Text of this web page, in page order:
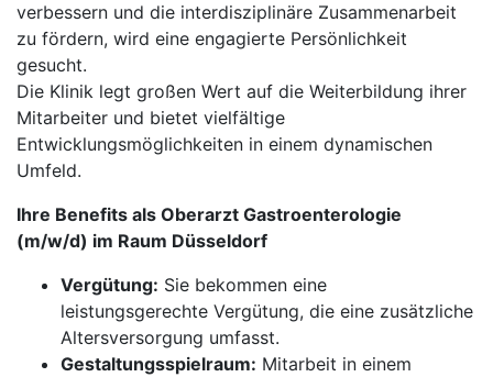
verbessern und die interdisziplinäre Zusammenarbeit
zu fördern, wird eine engagierte Persönlichkeit
gesucht.
Die Klinik legt großen Wert auf die Weiterbildung ihrer
Mitarbeiter und bietet vielfältige
Entwicklungsmöglichkeiten in einem dynamischen
Umfeld.
Ihre Benefits als Oberarzt Gastroenterologie
(m/w/d) im Raum Düsseldorf
Vergütung: Sie bekommen eine
leistungsgerechte Vergütung, die eine zusätzliche
Altersversorgung umfasst.
Gestaltungsspielraum: Mitarbeit in einem